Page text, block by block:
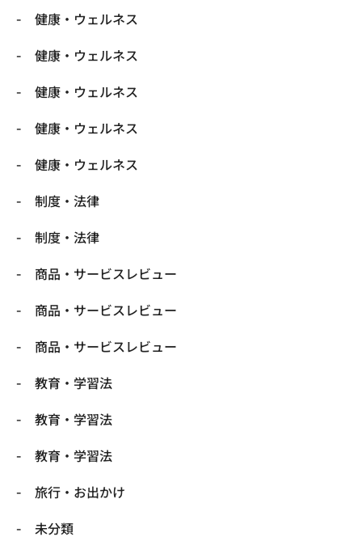
健康・ウェルネス
健康・ウェルネス
健康・ウェルネス
健康・ウェルネス
健康・ウェルネス
制度・法律
制度・法律
商品・サービスレビュー
商品・サービスレビュー
商品・サービスレビュー
教育・学習法
教育・学習法
教育・学習法
旅行・お出かけ
未分類